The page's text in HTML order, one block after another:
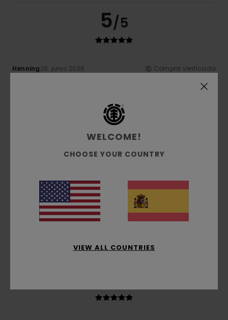
5/5
Henning26. junio 2026
Compra verificada
Color: 5/5
Recomiendo este producto
5/5
26. junio 2026
Me gusta
Mostrar original - Deutsch
Recomiendo este producto
WELCOME!
CHOOSE YOUR COUNTRY
VIEW ALL COUNTRIES